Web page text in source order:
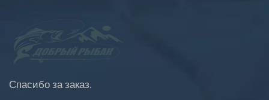
Спасибо за заказ.